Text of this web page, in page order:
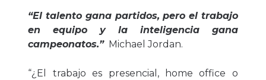
“El talento gana partidos, pero el trabajo
en equipo y la inteligencia gana
campeonatos.” Michael Jordan.
“¿El trabajo es presencial, home office o